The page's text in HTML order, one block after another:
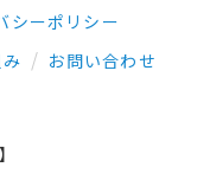
シーポリシー
お問い合わせ